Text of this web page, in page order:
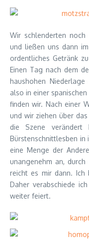
Wir schlenderten
und ließen uns dann
ordentliches Getränk
Einen Tag nach dem
haushohen
also in einer
finden wir. Nach einer
und wir ziehen über
die Szene
Bürstenschnittlesben in
eine Menge der
unangenehm an,
reicht es mir dann. Ich
Daher verabschiede
weiter feiert.